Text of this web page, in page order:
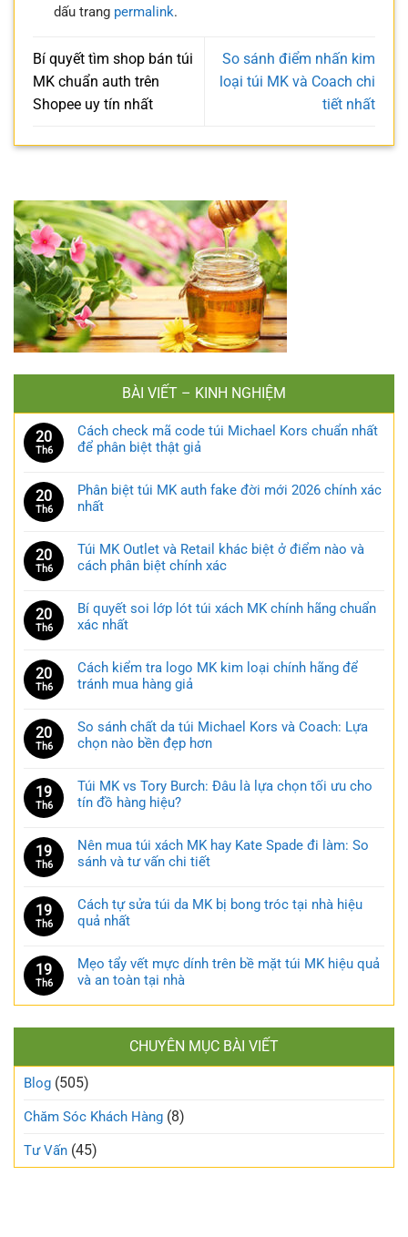
dấu trang permalink.
Bí quyết tìm shop bán túi
MK chuẩn auth trên
Shopee uy tín nhất
So sánh điểm nhấn kim
loại túi MK và Coach chi
tiết nhất
BÀI VIẾT – KINH NGHIỆM
20
Th6
Cách check mã code túi Michael Kors chuẩn nhất
để phân biệt thật giả
20
Th6
Phân biệt túi MK auth fake đời mới 2026 chính xác
nhất
20
Th6
Túi MK Outlet và Retail khác biệt ở điểm nào và
cách phân biệt chính xác
20
Th6
Bí quyết soi lớp lót túi xách MK chính hãng chuẩn
xác nhất
20
Th6
Cách kiểm tra logo MK kim loại chính hãng để
tránh mua hàng giả
20
Th6
So sánh chất da túi Michael Kors và Coach: Lựa
chọn nào bền đẹp hơn
19
Th6
Túi MK vs Tory Burch: Đâu là lựa chọn tối ưu cho
tín đồ hàng hiệu?
19
Th6
Nên mua túi xách MK hay Kate Spade đi làm: So
sánh và tư vấn chi tiết
19
Th6
Cách tự sửa túi da MK bị bong tróc tại nhà hiệu
quả nhất
19
Th6
Mẹo tẩy vết mực dính trên bề mặt túi MK hiệu quả
và an toàn tại nhà
CHUYÊN MỤC BÀI VIẾT
Blog (505)
Chăm Sóc Khách Hàng (8)
Tư Vấn (45)